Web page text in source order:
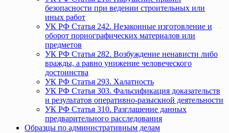
безопасности при ведении строительных или
иных работ
УК РФ Статья 242. Незаконные изготовление и
оборот порнографических материалов или
предметов
УК РФ Статья 282. Возбуждение ненависти либо
вражды, а равно унижение человеческого
достоинства
УК РФ Статья 293. Халатность
УК РФ Статья 303. Фальсификация доказательств
и результатов оперативно-разыскной деятельности
УК РФ Статья 310. Разглашение данных
предварительного расследования
Образцы по административным делам